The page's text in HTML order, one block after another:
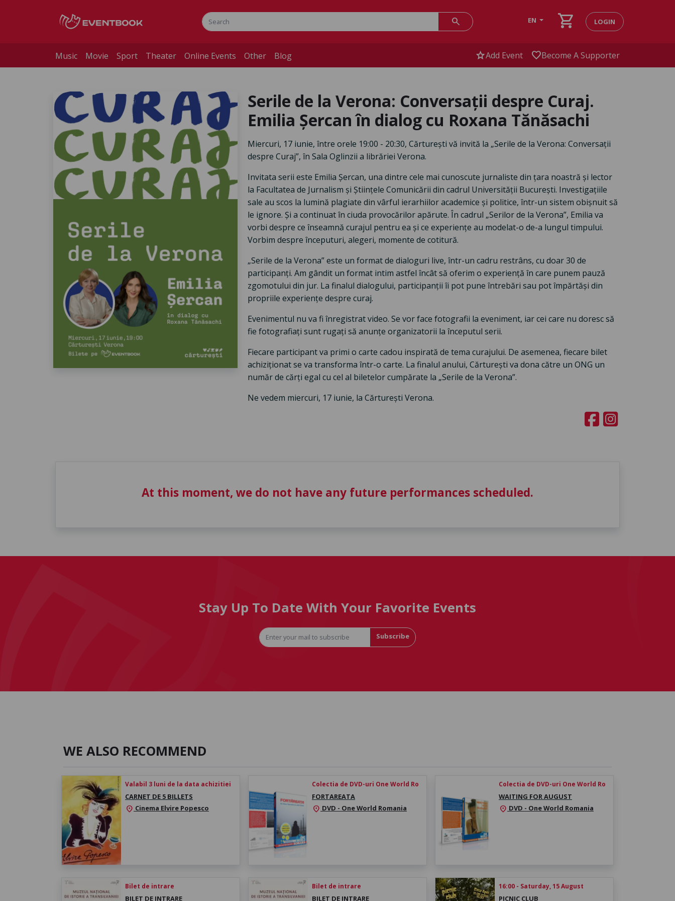
search EN shopping_cart LOGIN
Music Movie Sport Theater Online Events Other Blog starAdd Event favoriteBecome A Supporter
Serile de la Verona: Conversații despre Curaj.
Emilia Șercan în dialog cu Roxana Tănăsachi
Miercuri, 17 iunie, între orele 19:00 - 20:30, Cărturești vă invită la „Serile de la Verona: Conversații
despre Curaj”, în Sala Oglinzii a librăriei Verona.
Invitata serii este Emilia Șercan, una dintre cele mai cunoscute jurnaliste din țara noastră și lector
la Facultatea de Jurnalism și Științele Comunicării din cadrul Universității București. Investigațiile
sale au scos la lumină plagiate din vârful ierarhiilor academice și politice, într-un sistem obișnuit să
le ignore. Și a continuat în ciuda provocărilor apărute. În cadrul „Serilor de la Verona”, Emilia va
vorbi despre ce înseamnă curajul pentru ea și ce experiențe au modelat-o de-a lungul timpului.
Vorbim despre începuturi, alegeri, momente de cotitură.
„Serile de la Verona” este un format de dialoguri live, într-un cadru restrâns, cu doar 30 de
participanți. Am gândit un format intim astfel încât să oferim o experiență în care punem pauză
zgomotului din jur. La finalul dialogului, participanții îi pot pune întrebări sau pot împărtăși din
propriile experiențe despre curaj.
Evenimentul nu va fi înregistrat video. Se vor face fotografii la eveniment, iar cei care nu doresc să
fie fotografiați sunt rugați să anunțe organizatorii la începutul serii.
Fiecare participant va primi o carte cadou inspirată de tema curajului. De asemenea, fiecare bilet
achiziționat se va transforma într-o carte. La finalul anului, Cărturești va dona către un ONG un
număr de cărți egal cu cel al biletelor cumpărate la „Serile de la Verona”.
Ne vedem miercuri, 17 iunie, la Cărturești Verona.
At this moment, we do not have any future performances scheduled.
Stay Up To Date With Your Favorite Events
Subscribe
WE ALSO RECOMMEND
Valabil 3 luni de la data achizitiei
CARNET DE 5 BILLETS
location_on Cinema Elvire Popesco
Colectia de DVD-uri One World Ro
FORTAREATA
location_on DVD - One World Romania
Colectia de DVD-uri One World Ro
WAITING FOR AUGUST
location_on DVD - One World Romania
Bilet de intrare
BILET DE INTRARE
Bilet de intrare
BILET DE INTRARE
16:00 - Saturday, 15 August
PICNIC CLUB